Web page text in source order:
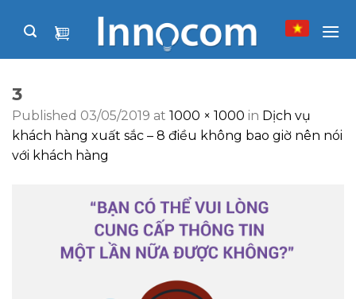
3
Published 03/05/2019 at 1000 × 1000 in Dịch vụ
khách hàng xuất sắc – 8 điều không bao giờ nên nói
với khách hàng